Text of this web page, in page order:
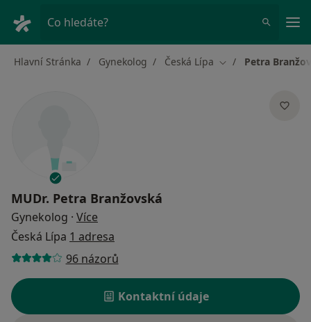
Co hledáte?
Hlavní Stránka Gynekolog Česká Lípa Změna města
Petra
MUDr. Petra Branžovská
Gynekolog · Více
Česká Lípa 1 adresa
96 názorů
Kontaktní údaje